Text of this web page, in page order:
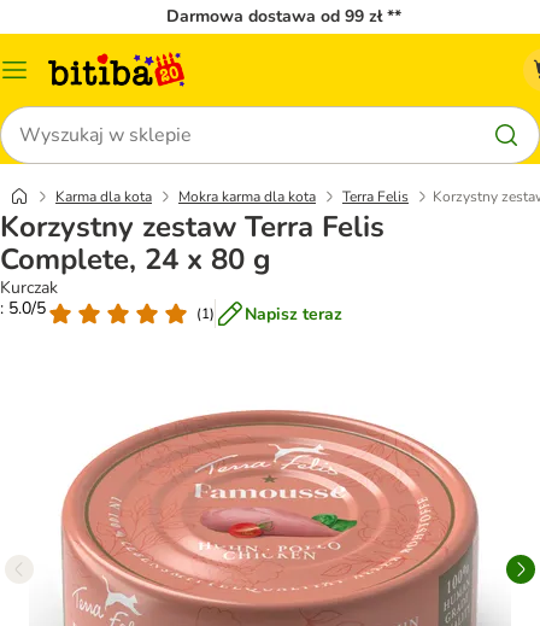
Darmowa dostawa od 99 zł **
Menu
Szukaj
Karma dla kota Mokra karma dla kota Terra Felis Korzystny
Korzystny zestaw Terra Felis
Complete, 24 x 80 g
Kurczak
: 5.0/5
(1) Napisz teraz